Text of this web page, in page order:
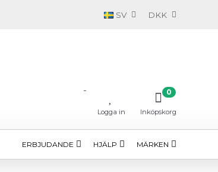
SV DKK
-
Logga in Inköpskorg
0
ERBJUDANDE HJÄLP MÄRKEN